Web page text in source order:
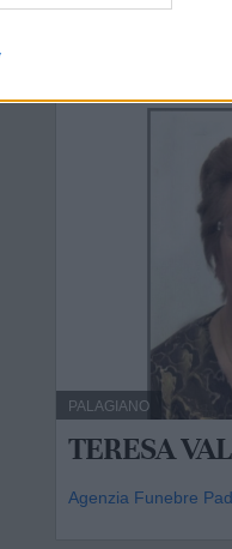
PALAGIANO
TERESA
Agenzia Funebre